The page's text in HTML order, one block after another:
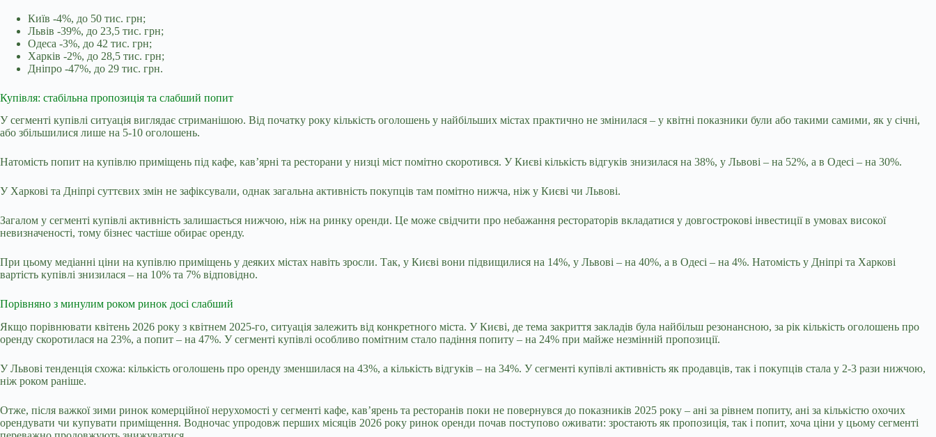
Київ -4%, до 50 тис. грн;
Львів -39%, до 23,5 тис. грн;
Одеса -3%, до 42 тис. грн;
Харків -2%, до 28,5 тис. грн;
Дніпро -47%, до 29 тис. грн.
Купівля: стабільна пропозиція та слабший попит
У сегменті купівлі ситуація виглядає стриманішою. Від початку року кількість оголошень у найбільших містах практично не змінилася – у квітні показники були або такими самими, як у січні,
або збільшилися лише на 5-10 оголошень.
Натомість попит на купівлю приміщень під кафе, кав’ярні та ресторани у низці міст помітно скоротився. У Києві кількість відгуків знизилася на 38%, у Львові – на 52%, а в Одесі – на 30%.
У Харкові та Дніпрі суттєвих змін не зафіксували, однак загальна активність покупців там помітно нижча, ніж у Києві чи Львові.
Загалом у сегменті купівлі активність залишається нижчою, ніж на ринку оренди. Це може свідчити про небажання рестораторів вкладатися у довгострокові інвестиції в умовах високої
невизначеності, тому бізнес частіше обирає оренду.
При цьому медіанні ціни на купівлю приміщень у деяких містах навіть зросли. Так, у Києві вони підвищилися на 14%, у Львові – на 40%, а в Одесі – на 4%. Натомість у Дніпрі та Харкові
вартість купівлі знизилася – на 10% та 7% відповідно.
Порівняно з минулим роком ринок досі слабший
Якщо порівнювати квітень 2026 року з квітнем 2025-го, ситуація залежить від конкретного міста. У Києві, де тема закриття закладів була найбільш резонансною, за рік кількість оголошень про
оренду скоротилася на 23%, а попит – на 47%. У сегменті купівлі особливо помітним стало падіння попиту – на 24% при майже незмінній пропозиції.
У Львові тенденція схожа: кількість оголошень про оренду зменшилася на 43%, а кількість відгуків – на 34%. У сегменті купівлі активність як продавців, так і покупців стала у 2-3 рази нижчою,
ніж роком раніше.
Отже, після важкої зими ринок комерційної нерухомості у сегменті кафе, кав’ярень та ресторанів поки не повернувся до показників 2025 року – ані за рівнем попиту, ані за кількістю охочих
орендувати чи купувати приміщення. Водночас упродовж перших місяців 2026 року ринок оренди почав поступово оживати: зростають як пропозиція, так і попит, хоча ціни у цьому сегменті